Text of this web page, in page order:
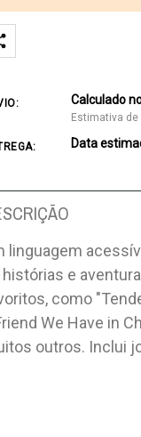
Calculado
Estimativa
Data
linguagem
histórias e
como
We Have in
outros. Inclui